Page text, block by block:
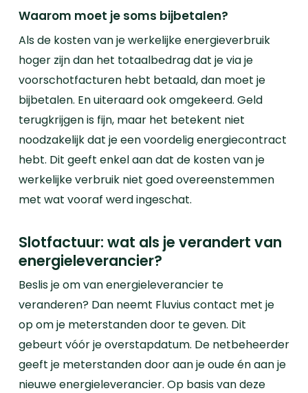
Waarom moet je soms bijbetalen?
Als de kosten van je werkelijke energieverbruik
hoger zijn dan het totaalbedrag dat je via je
voorschotfacturen hebt betaald, dan moet je
bijbetalen. En uiteraard ook omgekeerd. Geld
terugkrijgen is fijn, maar het betekent niet
noodzakelijk dat je een voordelig energiecontract
hebt. Dit geeft enkel aan dat de kosten van je
werkelijke verbruik niet goed overeenstemmen
met wat vooraf werd ingeschat.
Slotfactuur: wat als je verandert van
energieleverancier?
Beslis je om van energieleverancier te
veranderen? Dan neemt Fluvius contact met je
op om je meterstanden door te geven. Dit
gebeurt vóór je overstapdatum. De netbeheerder
geeft je meterstanden door aan je oude én aan je
nieuwe energieleverancier. Op basis van deze